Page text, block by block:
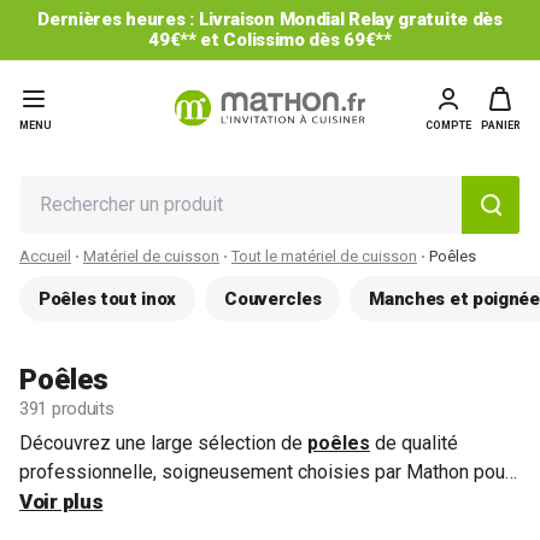
-25% sur le 2ème et les suivants* : code CUISINE25
MENU COMPTE PANIER
Accueil Matériel de cuisson Tout le matériel de cuisson Poêles
Poêles tout inox Couvercles Manches et
Poêles
391 produits
Découvrez une large sélection de poêles de qualité
professionnelle, soigneusement choisies par Mathon pour
vous offrir des cuissons toujours réussies.
Voir plus